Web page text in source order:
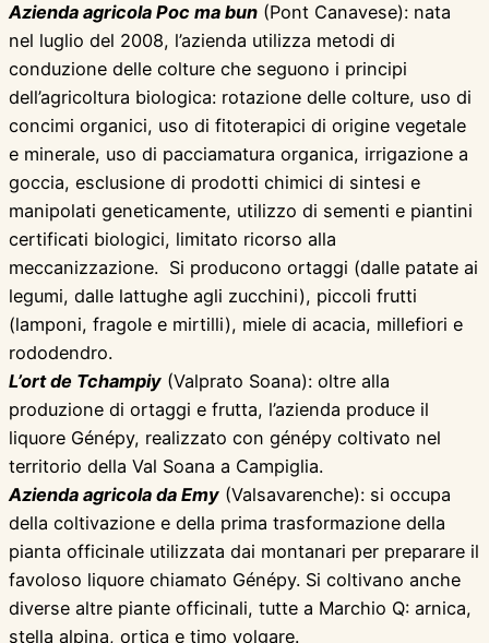
Azienda agricola Poc ma bun (Pont Canavese): nata
nel luglio del 2008, l’azienda utilizza metodi di
conduzione delle colture che seguono i principi
dell’agricoltura biologica: rotazione delle colture, uso di
concimi organici, uso di fitoterapici di origine vegetale
e minerale, uso di pacciamatura organica, irrigazione a
goccia, esclusione di prodotti chimici di sintesi e
manipolati geneticamente, utilizzo di sementi e piantini
certificati biologici, limitato ricorso alla
meccanizzazione. Si producono ortaggi (dalle patate ai
legumi, dalle lattughe agli zucchini), piccoli frutti
(lamponi, fragole e mirtilli), miele di acacia, millefiori e
rododendro.
L’ort de Tchampiy (Valprato Soana): oltre alla
produzione di ortaggi e frutta, l’azienda produce il
liquore Génépy, realizzato con génépy coltivato nel
territorio della Val Soana a Campiglia.
Azienda agricola da Emy (Valsavarenche): si occupa
della coltivazione e della prima trasformazione della
pianta officinale utilizzata dai montanari per preparare il
favoloso liquore chiamato Génépy. Si coltivano anche
diverse altre piante officinali, tutte a Marchio Q: arnica,
stella alpina, ortica e timo volgare.